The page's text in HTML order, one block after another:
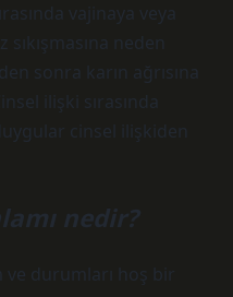
vajinaya veya
neden
sonra karın ağrısına
ilişki sırasında
cinsel ilişkiden
nedir?
durumları hoş bir